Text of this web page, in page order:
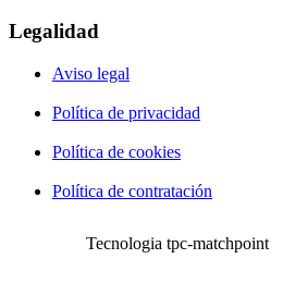
Legalidad
Aviso legal
Política de privacidad
Política de cookies
Política de contratación
Tecnologia tpc-matchpoint